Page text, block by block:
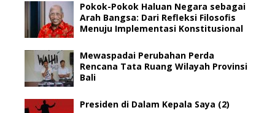
Pokok-Pokok Haluan Negara sebagai
Arah Bangsa: Dari Refleksi Filosofis
Menuju Implementasi Konstitusional
Mewaspadai Perubahan Perda
Rencana Tata Ruang Wilayah Provinsi
Bali
Presiden di Dalam Kepala Saya (2)